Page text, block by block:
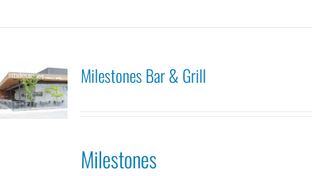
Milestones Bar & Grill
Milestones